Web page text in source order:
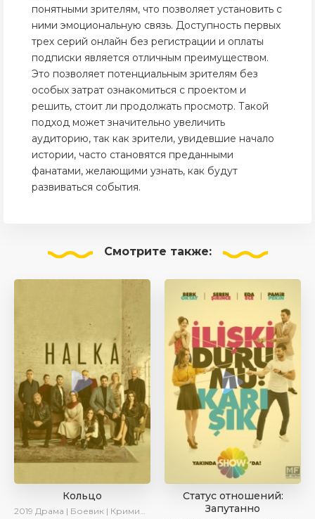
понятными зрителям, что позволяет установить с
ними эмоциональную связь. Доступность первых
трех серий онлайн без регистрации и оплаты
подписки является отличным преимуществом.
Это позволяет потенциальным зрителям без
особых затрат ознакомиться с проектом и
решить, стоит ли продолжать просмотр. Такой
подход может значительно увеличить
аудиторию, так как зрители, увидевшие начало
истории, часто становятся преданными
фанатами, желающими узнать, как будут
развиваться события.
Смотрите также:
Кольцо
2019 Драма | Боевик | Криминал
Статус отношений:
Запутанно